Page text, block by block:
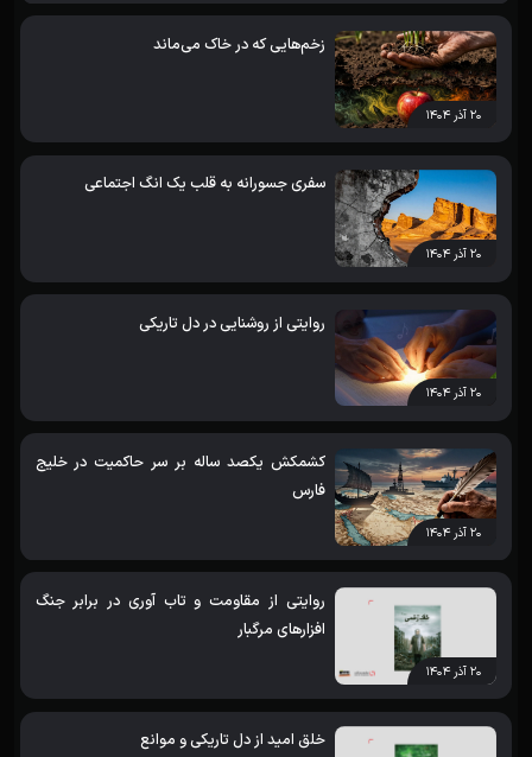
۲۰ آذر ۱۴۰۴
زخم‌هایی که در خاک می‌ماند
۲۰ آذر ۱۴۰۴
سفری جسورانه به قلب یک انگ اجتماعی
۲۰ آذر ۱۴۰۴
روایتی از روشنایی در دل تاریکی
۲۰ آذر ۱۴۰۴
کشمکش یکصد ساله بر سر حاکمیت در خلیج
فارس
۲۰ آذر ۱۴۰۴
روایتی از مقاومت و تاب آوری در برابر جنگ
افزارهای مرگبار
خلق امید از دل تاریکی و موانع